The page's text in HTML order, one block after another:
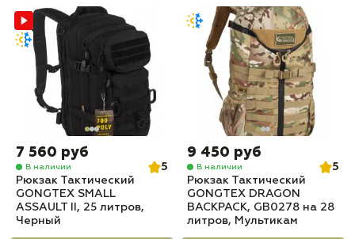
7 560 руб
В наличии
5
Рюкзак Тактический
GONGTEX SMALL
ASSAULT II, 25 литров,
Черный
9 450 руб
В наличии
5
Рюкзак Тактический
GONGTEX DRAGON
BACKPACK, GB0278 на 28
литров, Мультикам